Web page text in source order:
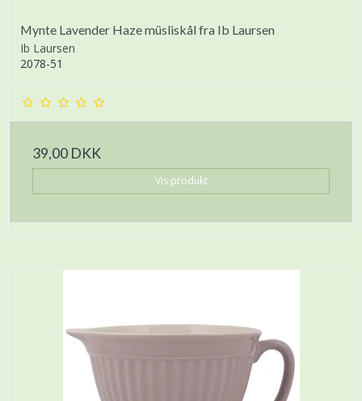
Mynte Lavender Haze müsliskål fra Ib Laursen
Ib Laursen
2078-51
39,00 DKK
Vis produkt